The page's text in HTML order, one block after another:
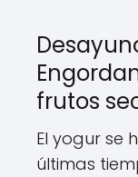
frutos
El yogur se
últimas